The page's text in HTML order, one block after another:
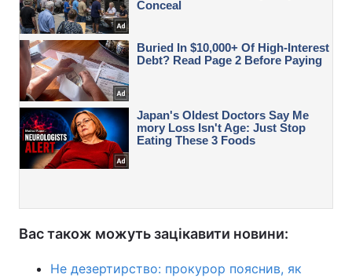
Вас також можуть зацікавити новини:
Не дезертирство: прокурор пояснив, як